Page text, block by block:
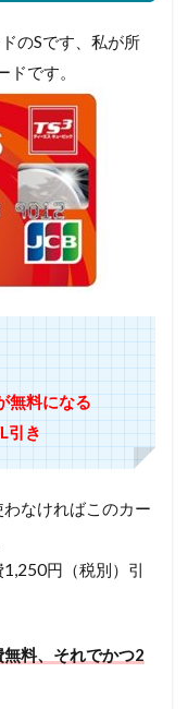
のSです、私が所
です。
無料になる
引き
なければこのカー
円（税別）引
料、それでかつ2